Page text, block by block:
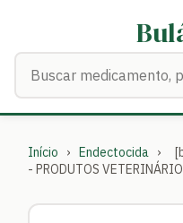
Início › Endectocida ›
- PRODUTOS